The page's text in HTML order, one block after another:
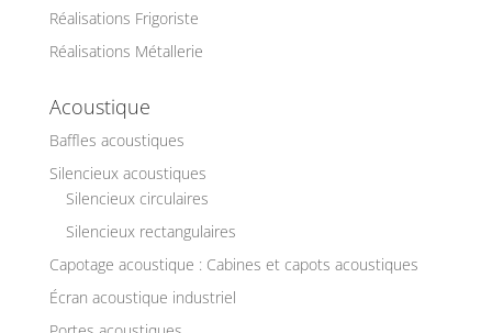
Réalisations Frigoriste
Réalisations Métallerie
Acoustique
Baffles acoustiques
Silencieux acoustiques
Silencieux circulaires
Silencieux rectangulaires
Capotage acoustique : Cabines et capots acoustiques
Écran acoustique industriel